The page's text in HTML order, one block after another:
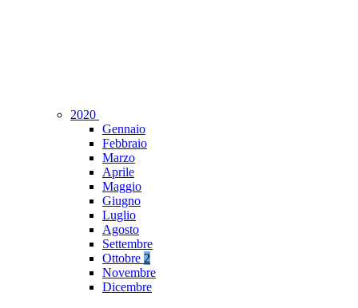
2020
Gennaio
Febbraio
Marzo
Aprile
Maggio
Giugno
Luglio
Agosto
Settembre
Ottobre 2
Novembre
Dicembre